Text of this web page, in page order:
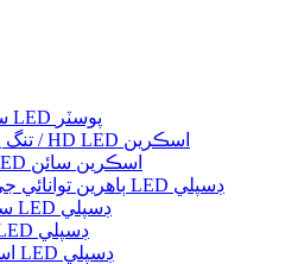
سڀ هڪ ۾ / پرچون LED پوسٽر
تنگ پکسل پچ ويڊيو وال / HD LED اسڪرين
آئوٽ ڊور فڪسڊ LED اسڪرين سائن
ٻاھرين توانائي جي بچت واري LED ڊسپلي
سامهون رکيل LED ڊسپلي
اندروني مقرر ٿيل LED ڊسپلي
اسٽيج ڪرائي تي ڏيڻ LED ڊسپلي